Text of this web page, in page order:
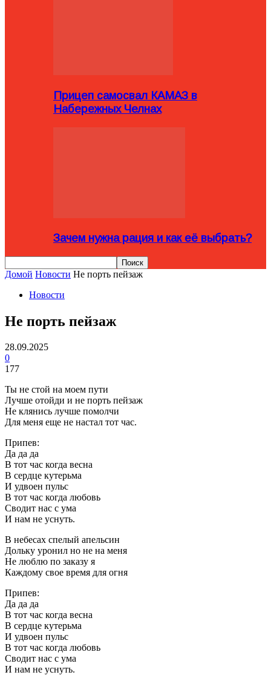
Прицеп самосвал КАМАЗ в
Набережных Челнах
Зачем нужна рация и как её выбрать?
Домой Новости Не порть пейзаж
Новости
Не порть пейзаж
28.09.2025
0
177
Ты не стой на моем пути
Лучше отойди и не порть пейзаж
Не клянись лучше помолчи
Для меня еще не настал тот час.
Припев:
Да да да
В тот час когда весна
В сердце кутерьма
И удвоен пульс
В тот час когда любовь
Сводит нас с ума
И нам не уснуть.
В небесах спелый апельсин
Дольку уронил но не на меня
Не люблю по заказу я
Каждому свое время для огня
Припев:
Да да да
В тот час когда весна
В сердце кутерьма
И удвоен пульс
В тот час когда любовь
Сводит нас с ума
И нам не уснуть.